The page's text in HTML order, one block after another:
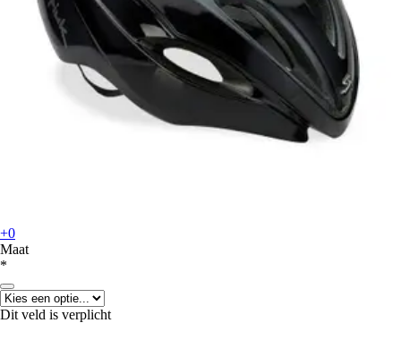
+0
Maat
*
Dit veld is verplicht